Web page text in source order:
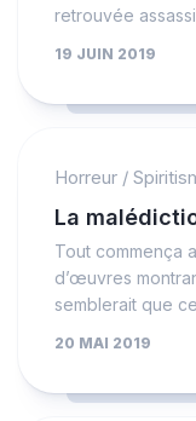
retrouvée
19 JUIN 2019
Horreur /
La
Tout commença
d’œuvres
semblerait que
20 MAI 2019